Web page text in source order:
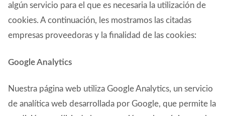
algún servicio para el que es necesaria la utilización de
cookies. A continuación, les mostramos las citadas
empresas proveedoras y la finalidad de las cookies:
Google Analytics
Nuestra página web utiliza Google Analytics, un servicio
de analítica web desarrollada por Google, que permite la